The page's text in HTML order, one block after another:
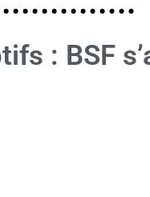
: BSF